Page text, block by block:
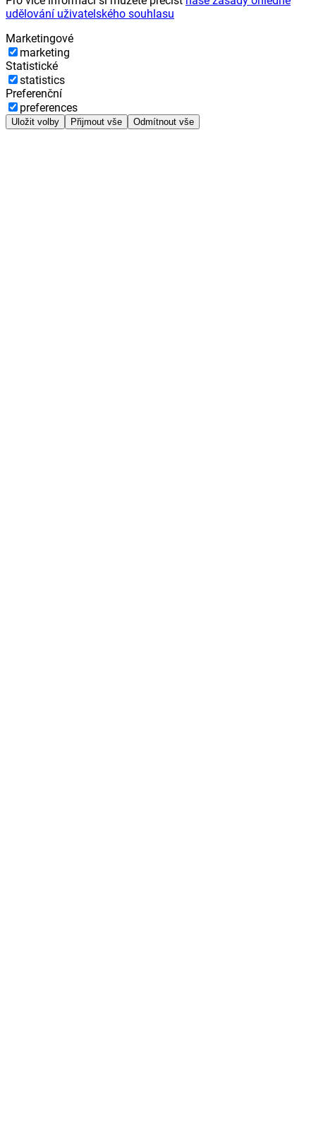
udělování uživatelského souhlasu
Marketingové
marketing
Statistické
statistics
Preferenční
preferences
Uložit volby Přijmout vše Odmítnout vše